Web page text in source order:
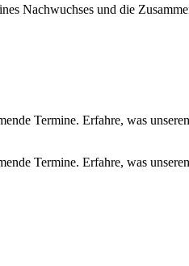
Nachwuchses und die
Termine. Erfahre, was
Termine. Erfahre, was